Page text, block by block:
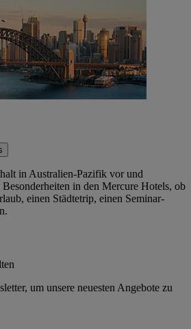
in Australien-Pazifik vor und
in den Mercure Hotels, ob
einen Städtetrip, einen Seminar-
um unsere neuesten Angebote zu